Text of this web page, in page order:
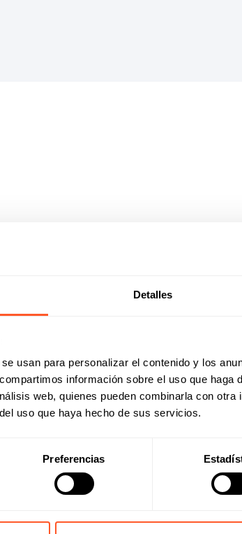
Detalles
usan para personalizar el contenido y los
información sobre el uso que haga
web, quienes pueden combinarla con
uso que haya hecho de sus servicios.
Preferencias